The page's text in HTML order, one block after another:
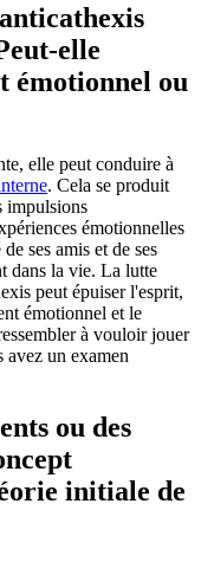
elle
émotionnel ou
elle peut conduire à
. Cela se produit
impulsions
émotionnelles
ses amis et de ses
dans la vie. La lutte
peut épuiser l'esprit,
émotionnel et le
à vouloir jouer
avez un examen
ou des
initiale de